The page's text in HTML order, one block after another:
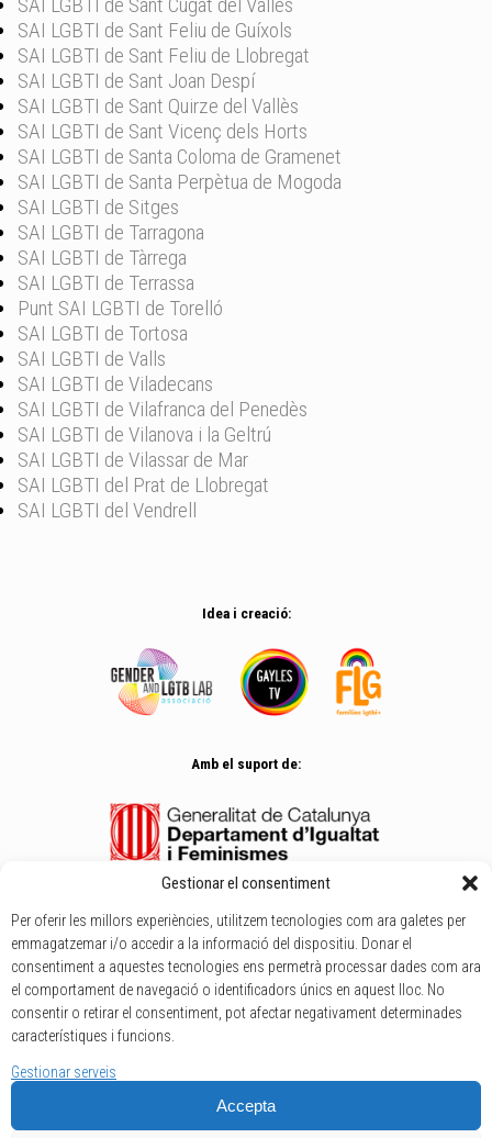
Gestionar el consentiment
Per oferir les millors experiències, utilitzem tecnologies com ara galetes per
emmagatzemar i/o accedir a la informació del dispositiu. Donar el
consentiment a aquestes tecnologies ens permetrà processar dades com ara
el comportament de navegació o identificadors únics en aquest lloc. No
consentir o retirar el consentiment, pot afectar negativament determinades
característiques i funcions.
Gestionar serveis
Accepta
SAI LGBTI de Sant Feliu de Guíxols
SAI LGBTI de Sant Feliu de Llobregat
SAI LGBTI de Sant Joan Despí
SAI LGBTI de Sant Quirze del Vallès
SAI LGBTI de Sant Vicenç dels Horts
SAI LGBTI de Santa Coloma de Gramenet
SAI LGBTI de Santa Perpètua de Mogoda
SAI LGBTI de Sitges
SAI LGBTI de Tarragona
SAI LGBTI de Tàrrega
SAI LGBTI de Terrassa
Punt SAI LGBTI de Torelló
SAI LGBTI de Tortosa
SAI LGBTI de Valls
SAI LGBTI de Viladecans
SAI LGBTI de Vilafranca del Penedès
SAI LGBTI de Vilanova i la Geltrú
SAI LGBTI de Vilassar de Mar
SAI LGBTI del Prat de Llobregat
SAI LGBTI del Vendrell
Idea i creació:
Amb el suport de:
Política de privadesa
|
Política de cookies